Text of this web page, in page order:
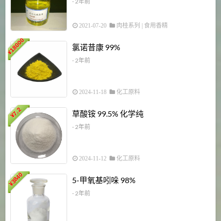
2021-07-20 肉桂系列 食用香精
¥
18000 氯诺昔康 99%
- 2年前
2024-11-18 化工原料
¥
7.2 草酸铵 99.5% 化学纯
- 2年前
2024-11-12 化工原料
¥
3840 5-甲氧基吲哚 98%
- 2年前